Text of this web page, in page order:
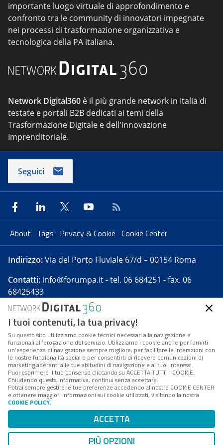
importante luogo virtuale di approfondimento e
confronto tra le community di innovatori impegnate
nei processi di trasformazione organizzativa e
tecnologica della PA italiana.
Network Digital360 è il più grande network in Italia di
testate e portali B2B dedicati ai temi della
Trasformazione Digitale e dell'innovazione
Imprenditoriale.
Seguici
About Tags Privacy & Cookie Cookie Center
Indirizzo:Via del Porto Fluviale 67/d – 00154 Roma
Contatti: info@forumpa.it- tel. 06 684251 - fax. 06
68425433
Forumpa.itè una pubblicazione telematica iscritta
presso Registro della stampa del Tribunale di Roma -
Reg. n. 182 del 2 maggio 2008 - Direttore resp. Michela
Stentella
FPA s.r.l. è società soggetta a Direzione e
Coordinamento da parte di Digital360 S.p.A. - FPA s.r.l.
è un'azienda certificata per il sistema di management
Codice Fiscale/Partita IVA n. 10693191008 - R.E.A. Roma
n. 1249791. ISP AWS
Mappa del sito
I tuoi contenuti, la tua privacy!
Su questo sito utilizziamo cookie tecnici necessari alla navigazione e
funzionali all’erogazione del servizio. Utilizziamo i cookie anche per fornirti
un’esperienza di navigazione sempre migliore, per facilitare le interazioni con
le nostre funzionalità social e per consentirti di ricevere comunicazioni di
marketing aderenti alle tue abitudini di navigazione e ai tuoi interessi.
Puoi esprimere il tuo consenso cliccando su ACCETTA TUTTI I COOKIE.
Chiudendo questa informativa, continui senza accettare.
Potrai sempre gestire le tue preferenze accedendo al nostro COOKIE CENTER
e ottenere maggiori informazioni sui cookie utilizzati, visitando la nostra
COOKIE POLICY.
ACCETTA
PIÙ OPZIONI